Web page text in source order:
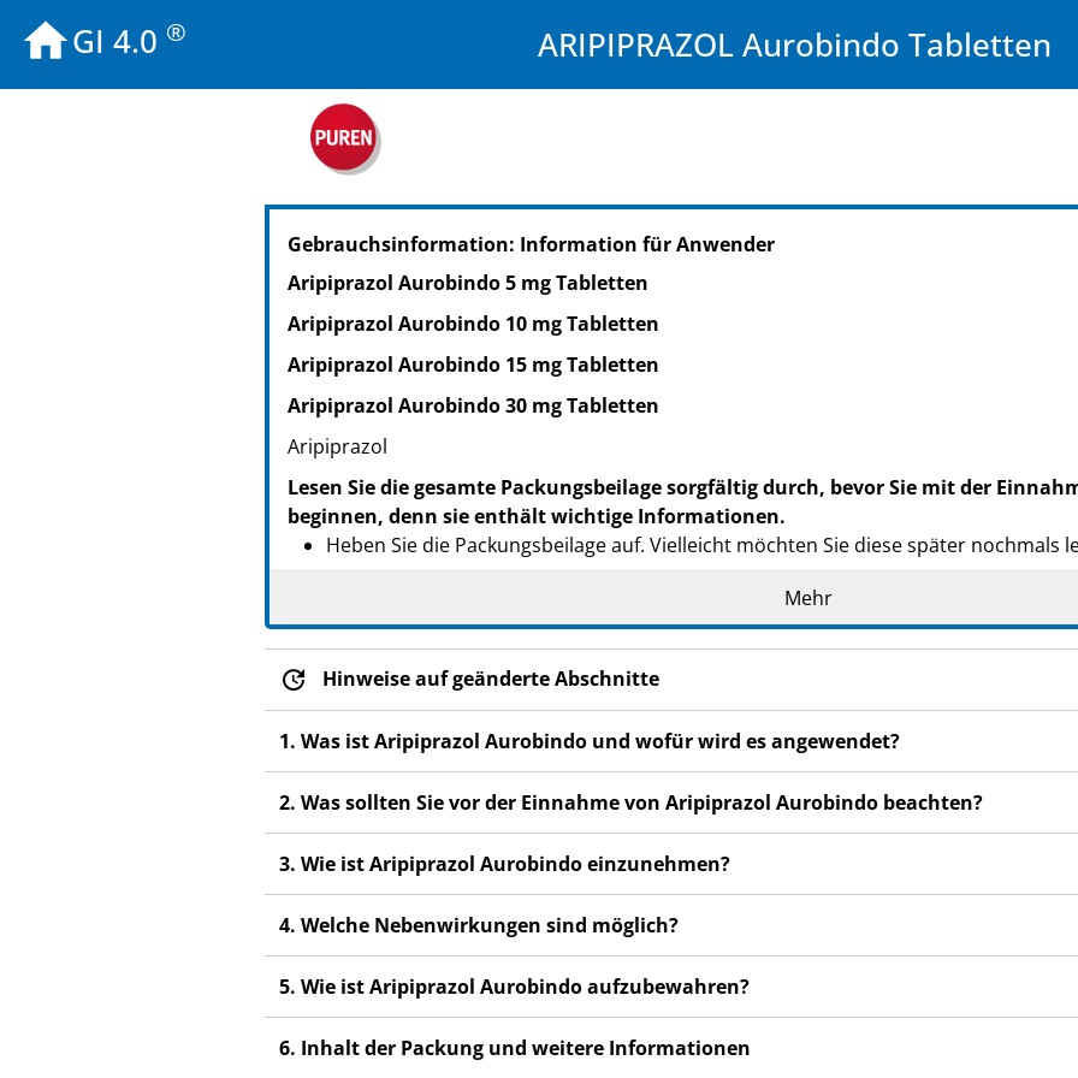
GI 4.0 ® ARIPIPRAZOL Aurobindo Tabletten
PZN: 20100761
PPN: 112010076172
NTIN: 04150201007615
PPN: 112010078428
NTIN: 04150201007844
PZN: 11295955
PPN: 111129595540
NTIN: 04150112959553
Gebrauchsinformation: Information für Anwender
Aripiprazol Aurobindo 5 mg Tabletten
Aripiprazol Aurobindo 10 mg Tabletten
Aripiprazol Aurobindo 15 mg Tabletten
Aripiprazol Aurobindo 30 mg Tabletten
Aripiprazol
Lesen Sie die gesamte Packungsbeilage sorgfältig durch, bevor Sie mit der
beginnen, denn sie enthält wichtige Informationen.
Heben Sie die Packungsbeilage auf. Vielleicht möchten Sie diese später nochmals
Wenn Sie weitere Fragen haben, wenden Sie sich an Ihren Arzt oder Apotheker.
Dieses Arzneimittel wurde Ihnen persönlich verschrieben. Geben Sie es nicht an
anderen Menschen schaden, auch wenn diese die gleichen Beschwerden haben
Wenn Sie Nebenwirkungen bemerken, wenden Sie sich an Ihren Arzt oder
Nebenwirkungen, die nicht in dieser Packungsbeilage angegeben sind. Siehe
Mehr
Hinweise auf geänderte Abschnitte
1. Was ist Aripiprazol Aurobindo und wofür wird es angewendet?
2. Was sollten Sie vor der Einnahme von Aripiprazol Aurobindo beachten?
3. Wie ist Aripiprazol Aurobindo einzunehmen?
4. Welche Nebenwirkungen sind möglich?
5. Wie ist Aripiprazol Aurobindo aufzubewahren?
6. Inhalt der Packung und weitere Informationen